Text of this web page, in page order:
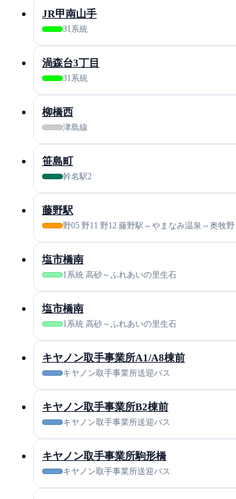
JR甲南山手
31系統
渦森台3丁目
31系統
柳橋西
津島線
笹島町
幹名駅2
藤野駅
野05 野11 野12 藤野駅⇔やまなみ温泉⇔奥牧野
塩市橋南
1系統 高砂～ふれあいの里生石
塩市橋南
1系統 高砂～ふれあいの里生石
キヤノン取手事業所A1/A8棟前
キヤノン取手事業所送迎バス
キヤノン取手事業所B2棟前
キヤノン取手事業所送迎バス
キヤノン取手事業所駒形橋
キヤノン取手事業所送迎バス